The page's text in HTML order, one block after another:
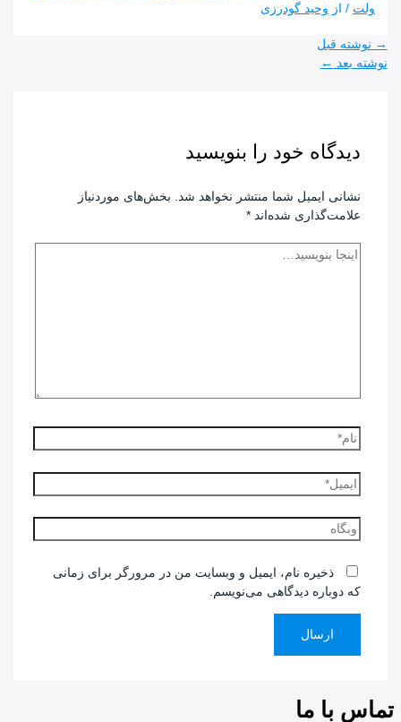
ولت / از وحید گودرزی
راهبری
نوشته
→ نوشته قبل
نوشته بعد ←
دیدگاه‌ خود را بنویسید
نشانی ایمیل شما منتشر نخواهد شد.
بخش‌های موردنیاز
علامت‌گذاری شده‌اند *
اینجا
نام*
ایمیل*
وبگاه
ذخیره نام، ایمیل و وبسایت من در مرورگر برای زمانی
که دوباره دیدگاهی می‌نویسم.
تماس با ما